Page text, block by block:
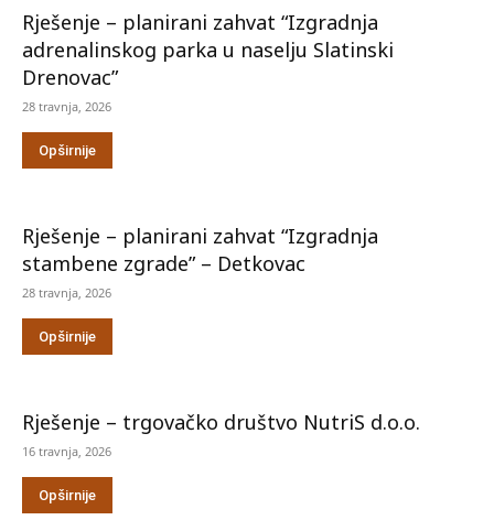
Rješenje – planirani zahvat “Izgradnja
adrenalinskog parka u naselju Slatinski
Drenovac”
28 travnja, 2026
Opširnije
Rješenje – planirani zahvat “Izgradnja
stambene zgrade” – Detkovac
28 travnja, 2026
Opširnije
Rješenje – trgovačko društvo NutriS d.o.o.
16 travnja, 2026
Opširnije